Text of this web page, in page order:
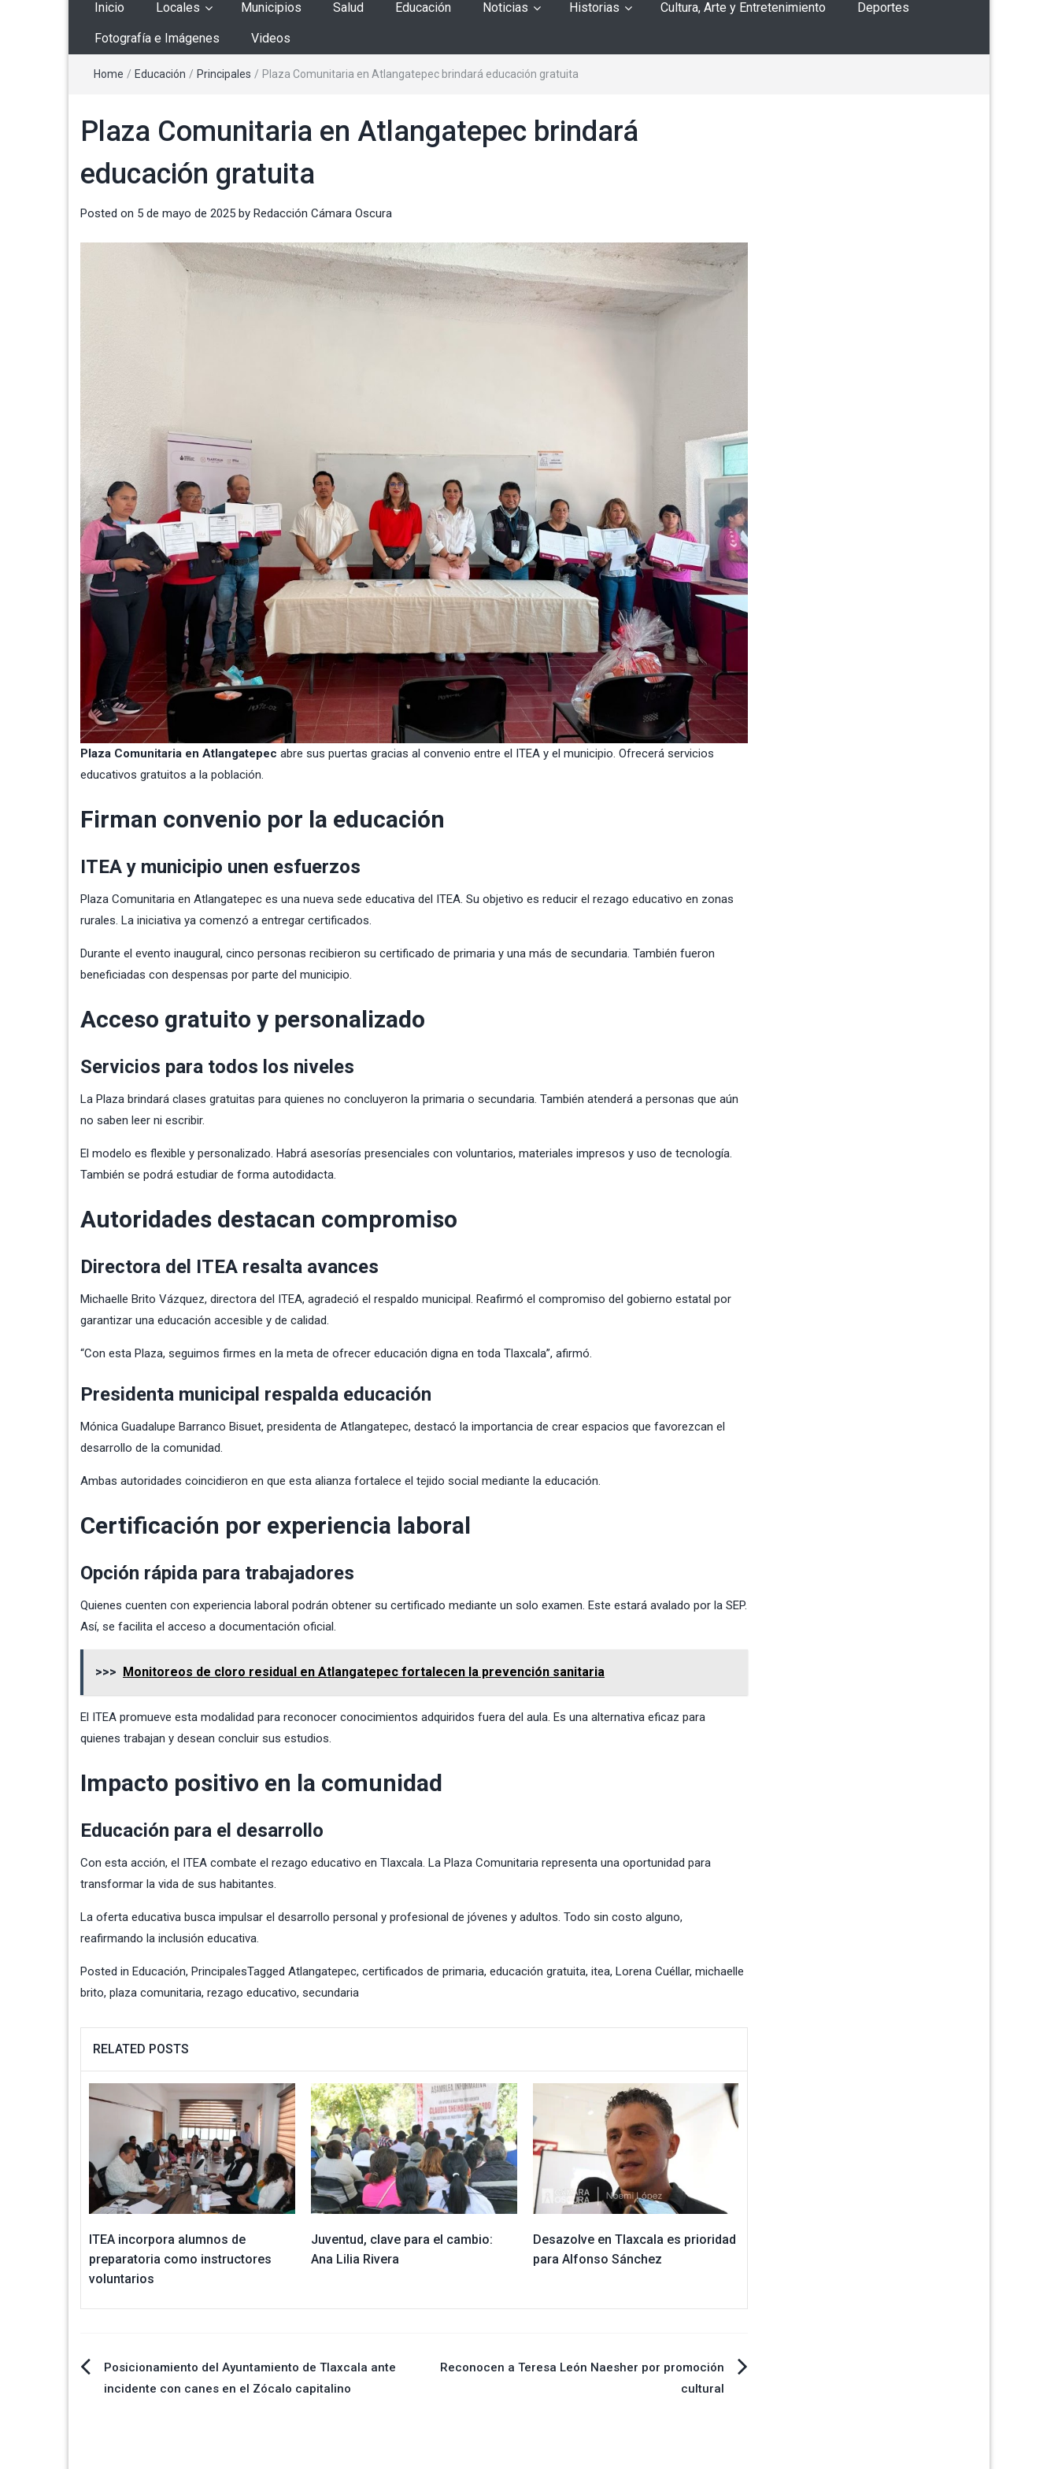
Inicio Locales Municipios Salud Educación Noticias Historias Cultura, Arte y Entretenimiento Deportes
Fotografía e Imágenes Videos
Home / Educación / Principales / Plaza Comunitaria en Atlangatepec brindará educación gratuita
Plaza Comunitaria en Atlangatepec brindará
educación gratuita
Posted on 5 de mayo de 2025 by Redacción Cámara Oscura
Plaza Comunitaria en Atlangatepec abre sus puertas gracias al convenio entre el ITEA y el municipio. Ofrecerá servicios
educativos gratuitos a la población.
Firman convenio por la educación
ITEA y municipio unen esfuerzos
Plaza Comunitaria en Atlangatepec es una nueva sede educativa del ITEA. Su objetivo es reducir el rezago educativo en zonas
rurales. La iniciativa ya comenzó a entregar certificados.
Durante el evento inaugural, cinco personas recibieron su certificado de primaria y una más de secundaria. También fueron
beneficiadas con despensas por parte del municipio.
Acceso gratuito y personalizado
Servicios para todos los niveles
La Plaza brindará clases gratuitas para quienes no concluyeron la primaria o secundaria. También atenderá a personas que aún
no saben leer ni escribir.
El modelo es flexible y personalizado. Habrá asesorías presenciales con voluntarios, materiales impresos y uso de tecnología.
También se podrá estudiar de forma autodidacta.
Autoridades destacan compromiso
Directora del ITEA resalta avances
Michaelle Brito Vázquez, directora del ITEA, agradeció el respaldo municipal. Reafirmó el compromiso del gobierno estatal por
garantizar una educación accesible y de calidad.
“Con esta Plaza, seguimos firmes en la meta de ofrecer educación digna en toda Tlaxcala”, afirmó.
Presidenta municipal respalda educación
Mónica Guadalupe Barranco Bisuet, presidenta de Atlangatepec, destacó la importancia de crear espacios que favorezcan el
desarrollo de la comunidad.
Ambas autoridades coincidieron en que esta alianza fortalece el tejido social mediante la educación.
Certificación por experiencia laboral
Opción rápida para trabajadores
Quienes cuenten con experiencia laboral podrán obtener su certificado mediante un solo examen. Este estará avalado por la SEP.
Así, se facilita el acceso a documentación oficial.
>>> Monitoreos de cloro residual en Atlangatepec fortalecen la prevención sanitaria
El ITEA promueve esta modalidad para reconocer conocimientos adquiridos fuera del aula. Es una alternativa eficaz para
quienes trabajan y desean concluir sus estudios.
Impacto positivo en la comunidad
Educación para el desarrollo
Con esta acción, el ITEA combate el rezago educativo en Tlaxcala. La Plaza Comunitaria representa una oportunidad para
transformar la vida de sus habitantes.
La oferta educativa busca impulsar el desarrollo personal y profesional de jóvenes y adultos. Todo sin costo alguno,
reafirmando la inclusión educativa.
Posted in Educación, PrincipalesTagged Atlangatepec, certificados de primaria, educación gratuita, itea, Lorena Cuéllar, michaelle
brito, plaza comunitaria, rezago educativo, secundaria
RELATED POSTS
ITEA incorpora alumnos de
preparatoria como instructores
voluntarios
Juventud, clave para el cambio:
Ana Lilia Rivera
Desazolve en Tlaxcala es prioridad
para Alfonso Sánchez
Navegación
Posicionamiento del Ayuntamiento de Tlaxcala ante
incidente con canes en el Zócalo capitalino
Reconocen a Teresa León Naesher por promoción
cultural